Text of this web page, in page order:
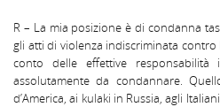
R – La mia posizione è di condanna
gli atti di violenza indiscriminata
conto delle effettive responsabilità
assolutamente da condannare.
d’America, ai kulaki in Russia, agli